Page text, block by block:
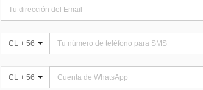
CL + 56
CL + 56